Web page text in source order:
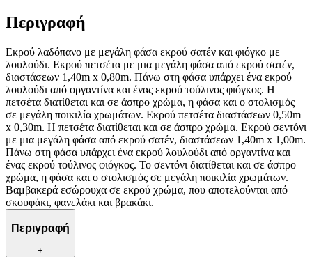
Περιγραφή
Εκρού λαδόπανο με μεγάλη φάσα εκρού σατέν και φιόγκο με
λουλούδι. Εκρού πετσέτα με μια μεγάλη φάσα από εκρού σατέν,
διαστάσεων 1,40m x 0,80m. Πάνω στη φάσα υπάρχει ένα εκρού
λουλούδι από οργαντίνα και ένας εκρού τούλινος φιόγκος. Η
πετσέτα διατίθεται και σε άσπρο χρώμα, η φάσα και ο στολισμός
σε μεγάλη ποικιλία χρωμάτων. Εκρού πετσέτα διαστάσεων 0,50m
x 0,30m. Η πετσέτα διατίθεται και σε άσπρο χρώμα. Εκρού σεντόνι
με μια μεγάλη φάσα από εκρού σατέν, διαστάσεων 1,40m x 1,00m.
Πάνω στη φάσα υπάρχει ένα εκρού λουλούδι από οργαντίνα και
ένας εκρού τούλινος φιόγκος. Το σεντόνι διατίθεται και σε άσπρο
χρώμα, η φάσα και ο στολισμός σε μεγάλη ποικιλία χρωμάτων.
Βαμβακερά εσώρουχα σε εκρού χρώμα, που αποτελούνται από
σκουφάκι, φανελάκι και βρακάκι.
Περιγραφή
+